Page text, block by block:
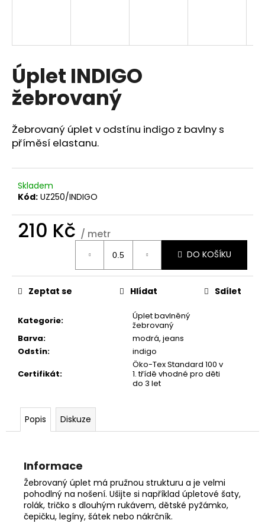
Úplet INDIGO
žebrovaný
Žebrovaný úplet v odstínu indigo z bavlny s
příměsí elastanu.
Skladem
Kód: UZ250/INDIGO
210 Kč / metr
DO KOŠÍKU
Kategorie:
Úplet bavlněný
žebrovaný
Barva: modrá, jeans
Odstín:
indigo
Certifikát:
Öko-Tex Standard 100 v
1. třídě vhodné pro děti
do 3 let
Zeptat se Hlídat Sdílet
Popis Diskuze
Informace
Žebrovaný úplet má pružnou strukturu a je velmi
pohodlný na nošení. Ušijte si například úpletové šaty,
rolák, tričko s dlouhým rukávem, dětské pyžámko,
čepičku, legíny, šátek nebo nákrčník.
í
t
?
D
o
p
o
u
m
e